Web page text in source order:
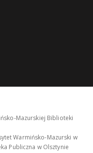
Mazurskiej Biblioteki
Warmińsko-Mazurski w
Publiczna w Olsztynie